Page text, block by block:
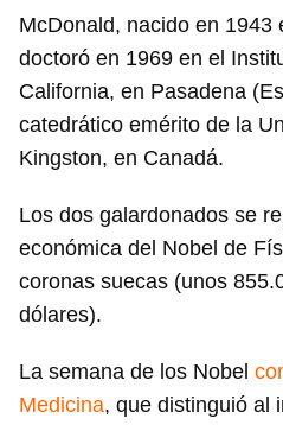
McDonald, nacido en 1943
doctoró en 1969 en el
California, en Pasadena
catedrático emérito de la
Kingston, en Canadá.
Los dos galardonados se
económica del Nobel de
coronas suecas (unos
dólares).
La semana de los Nobel
Medicina, que distinguió al